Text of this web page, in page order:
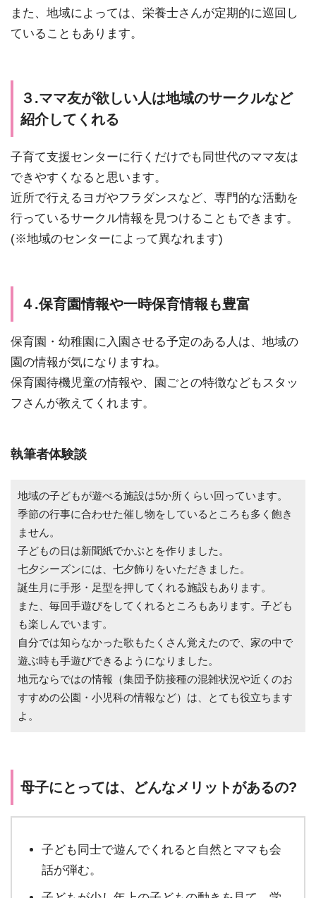
また、地域によっては、栄養士さんが定期的に巡回し
ていることもあります。
３.ママ友が欲しい人は地域のサークルなど
紹介してくれる
子育て支援センターに行くだけでも同世代のママ友は
できやすくなると思います。
近所で行えるヨガやフラダンスなど、専門的な活動を
行っているサークル情報を見つけることもできます。
(※地域のセンターによって異なれます)
４.保育園情報や一時保育情報も豊富
保育園・幼稚園に入園させる予定のある人は、地域の
園の情報が気になりますね。
保育園待機児童の情報や、園ごとの特徴などもスタッ
フさんが教えてくれます。
執筆者体験談
地域の子どもが遊べる施設は5か所くらい回っています。
季節の行事に合わせた催し物をしているところも多く飽き
ません。
子どもの日は新聞紙でかぶとを作りました。
七夕シーズンには、七夕飾りをいただきました。
誕生月に手形・足型を押してくれる施設もあります。
また、毎回手遊びをしてくれるところもあります。子ども
も楽しんでいます。
自分では知らなかった歌もたくさん覚えたので、家の中で
遊ぶ時も手遊びできるようになりました。
地元ならではの情報（集団予防接種の混雑状況や近くのお
すすめの公園・小児科の情報など）は、とても役立ちます
よ。
母子にとっては、どんなメリットがあるの?
子ども同士で遊んでくれると自然とママも会
話が弾む。